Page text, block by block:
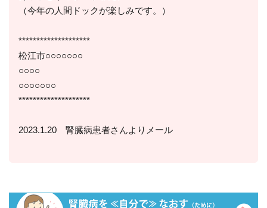
（今年の人間ドックが楽しみです。）
********************
松江市○○○○○○○
○○○○
○○○○○○○
********************
2023.1.20 腎臓病患者さんよりメール